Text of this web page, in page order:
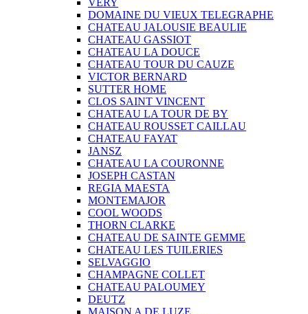
VERY
DOMAINE DU VIEUX TELEGRAPHE
CHATEAU JALOUSIE BEAULIE
CHATEAU GASSIOT
CHATEAU LA DOUCE
CHATEAU TOUR DU CAUZE
VICTOR BERNARD
SUTTER HOME
CLOS SAINT VINCENT
CHATEAU LA TOUR DE BY
CHATEAU ROUSSET CAILLAU
CHATEAU FAYAT
JANSZ
CHATEAU LA COURONNE
JOSEPH CASTAN
REGIA MAESTA
MONTEMAJOR
COOL WOODS
THORN CLARKE
CHATEAU DE SAINTE GEMME
CHATEAU LES TUILERIES
SELVAGGIO
CHAMPAGNE COLLET
CHATEAU PALOUMEY
DEUTZ
MAISON A DE LUZE